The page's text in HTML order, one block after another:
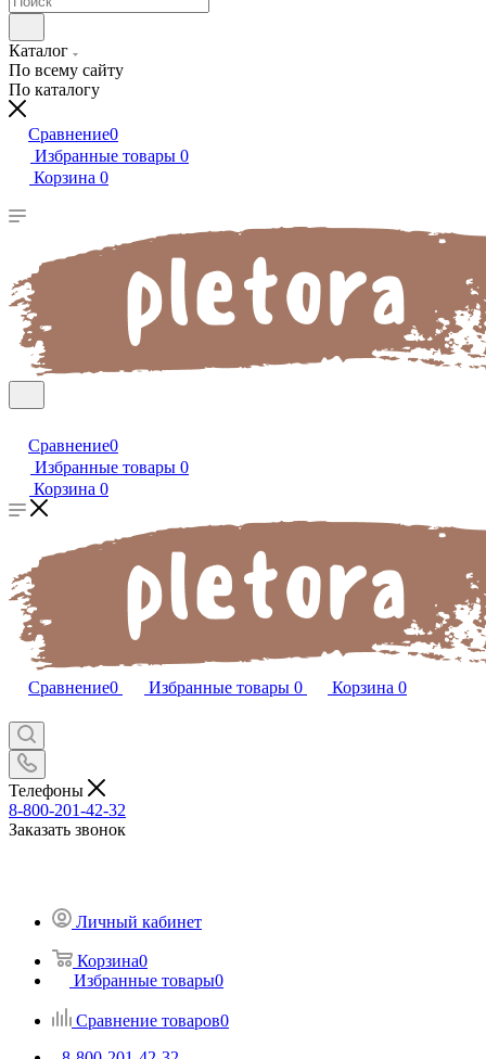
Каталог
По всему сайту
По каталогу
Сравнение0
Избранные товары 0
Корзина 0
Сравнение0
Избранные товары 0
Корзина 0
Сравнение0 Избранные товары 0 Корзина 0
Телефоны
8-800-201-42-32
Заказать звонок
Личный кабинет
Корзина0
Избранные товары0
Сравнение товаров0